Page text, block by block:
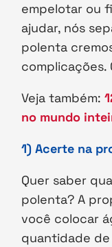
empelotar ou
ajudar, nós
polenta
complicações.
Veja também:
no mundo
1) Acerte na
Quer saber
polenta? A
você colocar
quantidade